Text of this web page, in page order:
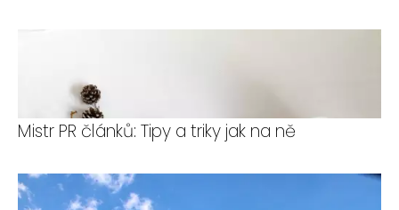
Mistr PR článků: Tipy a triky jak na ně